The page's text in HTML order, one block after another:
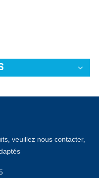
veuillez nous contacter,